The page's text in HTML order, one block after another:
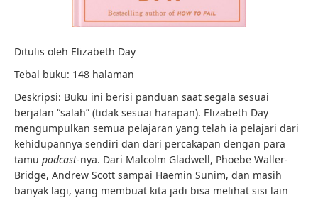
Ditulis oleh Elizabeth Day
Tebal buku: 148 halaman
Deskripsi: Buku ini berisi panduan saat segala sesuai
berjalan “salah” (tidak sesuai harapan). Elizabeth Day
mengumpulkan semua pelajaran yang telah ia pelajari dari
kehidupannya sendiri dan dari percakapan dengan para
tamu podcast-nya. Dari Malcolm Gladwell, Phoebe Waller-
Bridge, Andrew Scott sampai Haemin Sunim, dan masih
banyak lagi, yang membuat kita jadi bisa melihat sisi lain